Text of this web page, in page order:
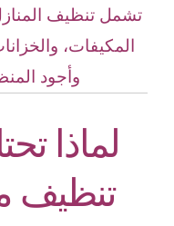
تشمل تنظيف
المكيفات،
وأجود
لماذا
تنظيف